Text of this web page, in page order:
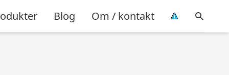
Blog Om / kontakt